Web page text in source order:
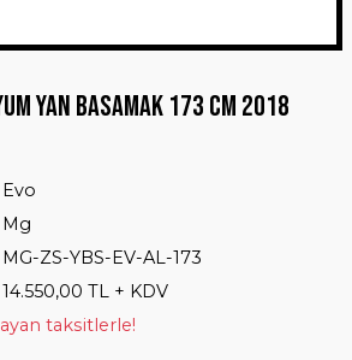
Yan Basamak 173 Cm 2018
Evo
Mg
MG-ZS-YBS-EV-AL-173
14.550,00 TL + KDV
taksitlerle!